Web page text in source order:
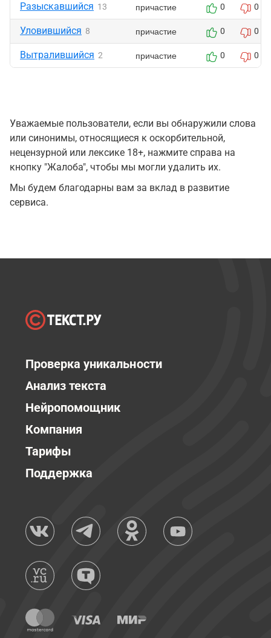
Разыскавшийся 13 причастие 0 0
Уловившийся 8 причастие 0 0
Вытралившийся 2 причастие 0 0
Уважаемые пользователи, если вы обнаружили слова
или синонимы, относящиеся к оскорбительной,
нецензурной или лексике 18+, нажмите справа на
кнопку "Жалоба", чтобы мы могли удалить их.
Мы будем благодарны вам за вклад в развитие
сервиса.
Проверка уникальности
Анализ текста
Нейропомощник
Компания
Тарифы
Поддержка